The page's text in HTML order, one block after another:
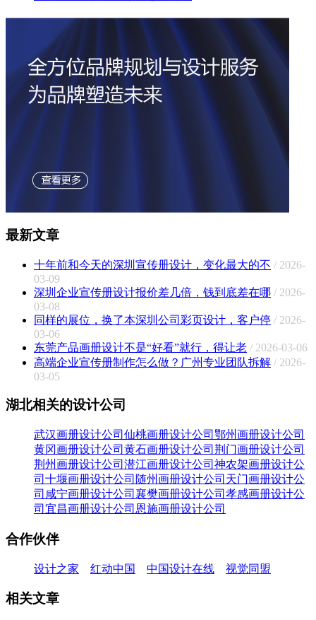
最新文章
十年前和今天的深圳宣传册设计，变化最大的不 / 2026-
03-09
深圳企业宣传册设计报价差几倍，钱到底差在哪 / 2026-
03-08
同样的展位，换了本深圳公司彩页设计，客户停 / 2026-
03-06
东莞产品画册设计不是“好看”就行，得让老 / 2026-03-06
高端企业宣传册制作怎么做？广州专业团队拆解 / 2026-
03-05
湖北相关的设计公司
武汉画册设计公司 仙桃画册设计公司 鄂州画册设计公司
黄冈画册设计公司 黄石画册设计公司 荆门画册设计公司
荆州画册设计公司 潜江画册设计公司 神农架画册设计公
司 十堰画册设计公司 随州画册设计公司 天门画册设计公
司 咸宁画册设计公司 襄樊画册设计公司 孝感画册设计公
司 宜昌画册设计公司 恩施画册设计公司
合作伙伴
设计之家 红动中国 中国设计在线 视觉同盟
相关文章